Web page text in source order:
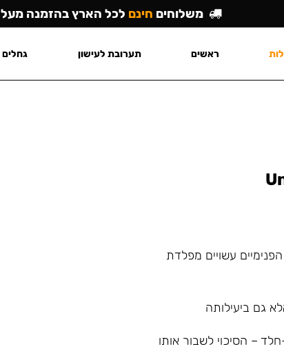
עשויים מפלדת
גם ביעילותה
– הסיכוי לשבור אותו
משלוחים חינם לכל הארץ בהזמנה מעל ₪449
ראשים תערובת לעישון גחלים